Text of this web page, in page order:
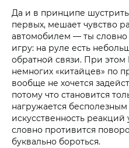
Да и в принципе шустрить
первых, мешает чувство
автомобилем — ты
игру: на руле есть
обратной связи. При этом
немногих «китайцев» по
вообще не хочется
потому что становится
нагружается
искусственность
словно противится
буквально бороться.